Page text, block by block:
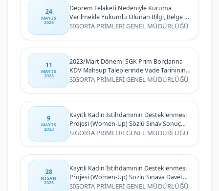
24
MAYIS
2023
Deprem Felaketi Nedeniyle Kuruma
Verilmekle Yükümlü Olunan Bilgi, Belge ve
Beyannamelerin Verilme Sürelerinin
SİGORTA PRİMLERİ GENEL MÜDÜRLÜĞÜ
11
MAYIS
2023
2023/Mart Dönemi SGK Prim Borçlarına
KDV Mahsup Taleplerinde Vade Tarihinin
26/5/2023 Tarihine Kadar Uzatılması
SİGORTA PRİMLERİ GENEL MÜDÜRLÜĞÜ
9
MAYIS
2023
Kayıtlı Kadın İstihdamının Desteklenmesi
Projesi (Women-Up) Sözlü Sınav Sonuç
İlanı
SİGORTA PRİMLERİ GENEL MÜDÜRLÜĞÜ
28
NISAN
2023
Kayıtlı Kadın İstihdamının Desteklenmesi
Projesi (Women-Up) Sözlü Sınava Davet
İlanı
SİGORTA PRİMLERİ GENEL MÜDÜRLÜĞÜ